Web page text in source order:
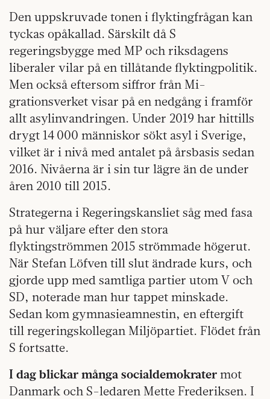
Den uppskruvade tonen i flyktingfrågan kan
tyckas opåkallad. Särskilt då S
regeringsbygge med MP och riksdagens
liberaler vilar på en tillåtande flyktingpolitik.
Men också eftersom siffror från Mi­
grationsverket visar på en nedgång i framför
allt asylinvandringen. Under 2019 har hittills
drygt 14 000 människor sökt asyl i Sverige,
vilket är i nivå med antalet på årsbasis sedan
2016. Nivåerna är i sin tur lägre än de under
åren 2010 till 2015.
Strategerna i Regeringskansliet såg med fasa
på hur väljare efter den stora
flyktingströmmen 2015 strömmade högerut.
När Stefan Löfven till slut ändrade kurs, och
gjorde upp med samtliga partier utom V och
SD, noterade man hur tappet minskade.
Sedan kom gymnasieamnestin, en eftergift
till regeringskollegan Miljöpartiet. Flödet från
S fortsatte.
I dag blickar många socialdemokrater mot
Danmark och S-ledaren Mette Frederiksen. I